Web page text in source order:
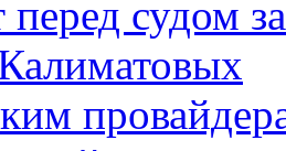
перед судом